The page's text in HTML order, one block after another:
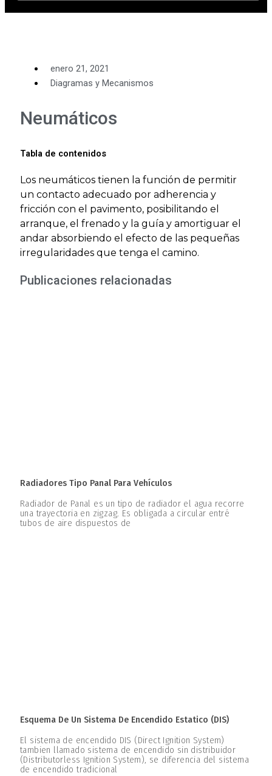
enero 21, 2021
Diagramas y Mecanismos
Neumáticos
Tabla de contenidos
Los neumáticos tienen la función de permitir
un contacto adecuado por adherencia y
fricción con el pavimento, posibilitando el
arranque, el frenado y la guía y amortiguar el
andar absorbiendo el efecto de las pequeñas
irregularidades que tenga el camino.
Publicaciones relacionadas
Radiadores Tipo Panal Para Vehículos
Radiador de Panal es un tipo de radiador el agua recorre
una trayectoria en zigzag. Es obligada a circular entré
tubos de aire dispuestos de
Esquema De Un Sistema De Encendido Estatico (DIS)
El sistema de encendido DIS (Direct Ignition System)
tambien llamado sistema de encendido sin distribuidor
(Distributorless Ignition System), se diferencia del sistema
de encendido tradicional